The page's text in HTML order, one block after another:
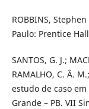
ROBBINS,
Paulo: Prentice
SANTOS, G. J.;
RAMALHO, C. Â.
estudo de caso
Grande – PB. VII